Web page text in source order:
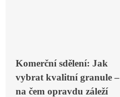
Komerční sdělení: Jak
vybrat kvalitní granule –
na čem opravdu záleží